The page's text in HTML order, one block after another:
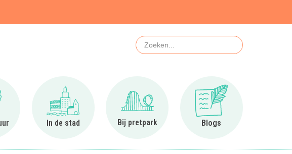
Zoeken
In de natuur
In de stad
Ga naar In de stad
Bij pretpark
Ga naar Bij pretpark
Blogs
Ga naar Blogs